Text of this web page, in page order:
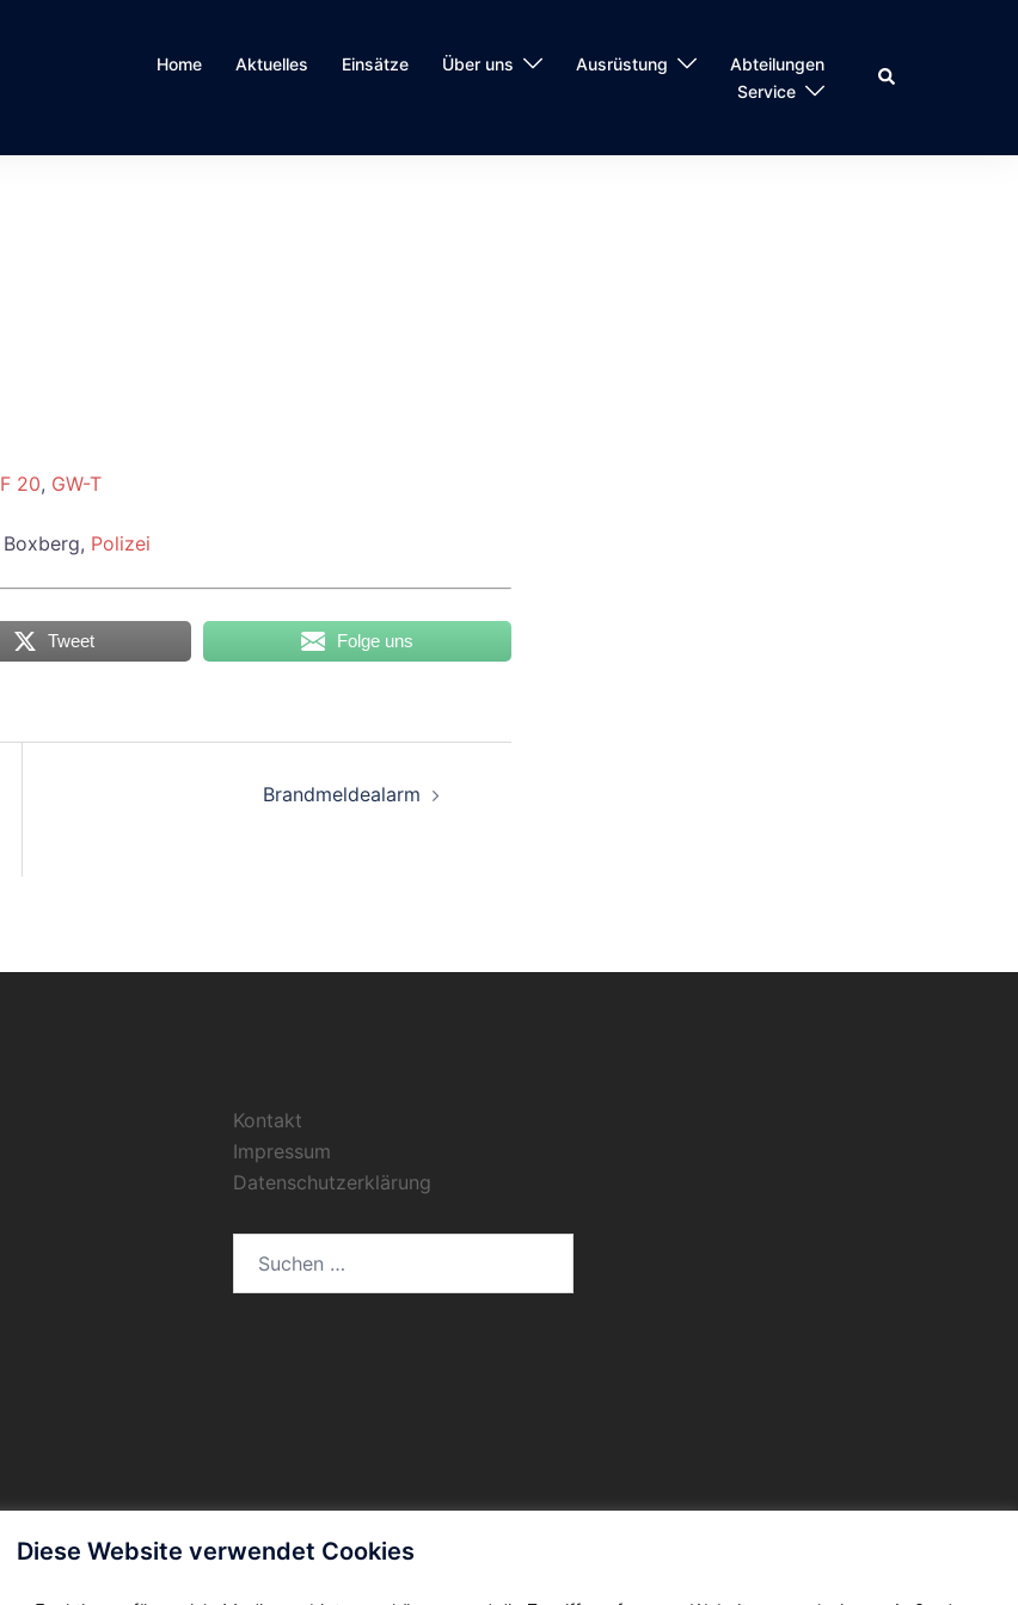
Home Aktuelles Einsätze Über uns Ausrüstung
Abteilungen
Service
Suche
20, GW-T
Polizei
Tweet Folge uns
Brandmeldealarm
Kontakt
Impressum
Datenschutzerklärung
nach:
Diese Website verwendet Cookies